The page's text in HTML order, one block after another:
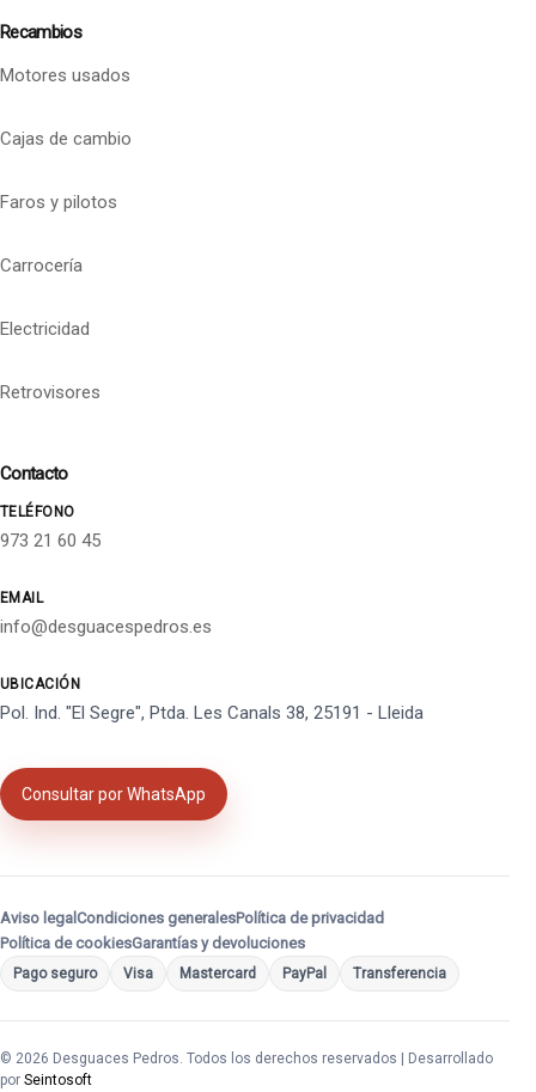
Recambios
Motores usados
Cajas de cambio
Faros y pilotos
Carrocería
Electricidad
Retrovisores
Contacto
TELÉFONO
973 21 60 45
EMAIL
info@desguacespedros.es
UBICACIÓN
Pol. Ind. "El Segre", Ptda. Les Canals 38, 25191 - Lleida
Consultar por WhatsApp
Aviso legal Condiciones generalesPolítica de privacidad
Política de cookiesGarantías y devoluciones
Pago seguro Visa Mastercard PayPal Transferencia
© 2026 Desguaces Pedros. Todos los derechos reservados | Desarrollado
por Seintosoft